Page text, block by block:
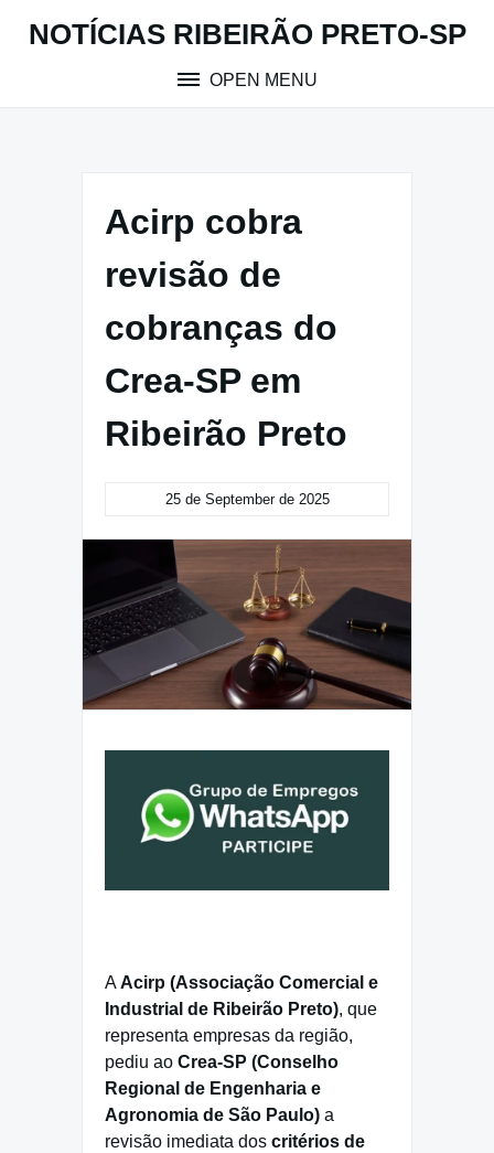
NOTÍCIAS RIBEIRÃO PRETO-SP
OPEN MENU
Acirp cobra
revisão de
cobranças do
Crea-SP em
Ribeirão Preto
25 de September de 2025
AAcirp (Associação Comercial e
Industrial de Ribeirão Preto), que
representa empresas da região,
pediu ao Crea-SP (Conselho
Regional de Engenharia e
Agronomia de São Paulo) a
revisão imediata dos critérios de